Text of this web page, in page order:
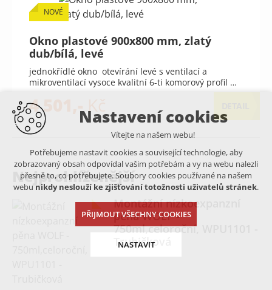
NOVÉ
Okno plastové 900x800 mm, zlatý
dub/bílá, levé
jednokřídlé okno otevírání levé s ventilací a
mikroventilací vysoce kvalitní 6-ti komorový profil …
4 501,-Kč
Nejprohlíženější
Montážní nízkoexpanzní
pěna WOLF -
750ml,celoroční, WPU1101 -
Trubičková
Nastavení cookies
Vítejte na našem webu!
Potřebujeme nastavit cookies a související technologie, aby
zobrazovaný obsah odpovídal vašim potřebám a vy na webu nalezli
přesně to, co potřebujete. Soubory cookies používané na našem
webu nikdy neslouží ke zjišťování totožnosti uživatelů stránek.
PŘIJMOUT VŠECHNY COOKIES
NASTAVIT